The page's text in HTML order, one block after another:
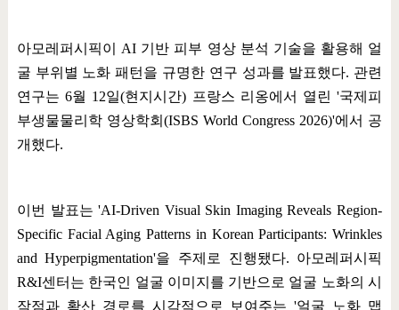
아모레퍼시픽이 AI 기반 피부 영상 분석 기술을 활용해 얼
굴 부위별 노화 패턴을 규명한 연구 성과를 발표했다. 관련
연구는6월 12일(현지시간) 프랑스 리옹에서 열린'국제피
부생물물리학 영상학회 (ISBS World Congress 2026)'에서 공
개했다.
이번 발표는'AI-Driven Visual Skin Imaging Reveals Region-
Specific Facial Aging Patterns in Korean Participants: Wrinkles
and Hyperpigmentation'을 주제로 진행됐다. 아모레퍼시픽
R&I센터는 한국인 얼굴 이미지를 기반으로 얼굴 노화의 시
작점과 확산 경로를 시각적으로 보여주는'얼굴 노화 맵